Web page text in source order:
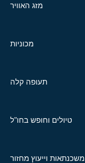
מזג האוויר
מכוניות
תעופה קלה
טיולים וחופש בחו"ל
משכנתאות וייעוץ מחזור